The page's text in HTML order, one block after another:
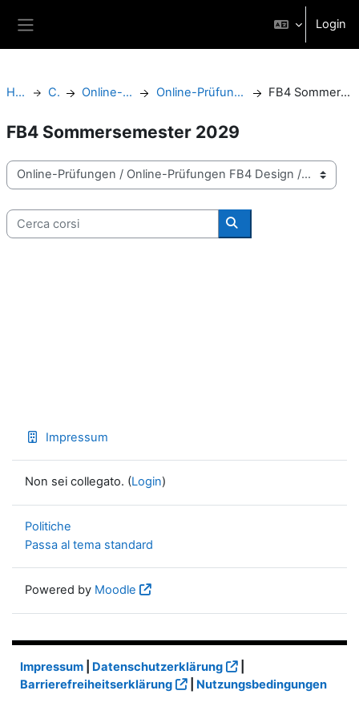
Login
Home Corsi Online-Prüfungen Online-Prüfungen FB4 Design FB4 Sommersemester 2029
FB4 Sommersemester 2029
Categorie di corso
Cerca corsi
Cerca corsi
Impressum
Non sei collegato. (Login)
Politiche
Passa al tema standard
Powered by Moodle
Impressum Datenschutzerklärung
Barrierefreiheitserklärung
Nutzungsbedingungen